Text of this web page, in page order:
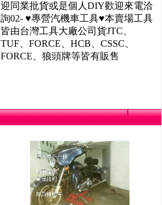
迎同業批貨或是個人DIY歡迎來電洽
詢02- ♥專營汽機車工具♥本賣場工具
皆由台灣工具大廠公司貨JTC、
TUF、FORCE、HCB、CSSC、
FORCE、狼頭牌等皆有販售